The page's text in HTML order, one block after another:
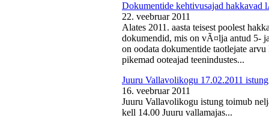
Dokumentide kehtivusajad hakkavad
22. veebruar 2011
Alates 2011. aasta teisest poolest
dokumendid, mis on vÃ¤lja antud 5-
on oodata dokumentide taotlejate
pikemad ooteajad teenindustes...
Juuru Vallavolikogu 17.02.2011 istung
16. veebruar 2011
Juuru Vallavolikogu istung toimub
kell 14.00 Juuru vallamajas...